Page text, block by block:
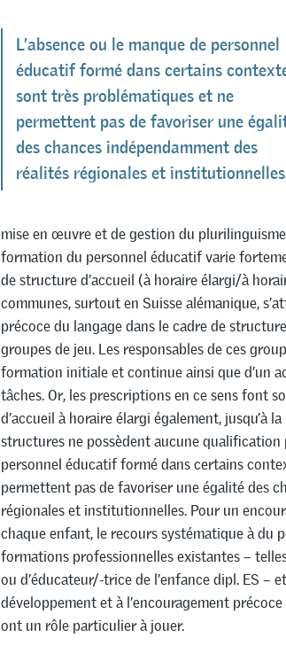
L’absence ou le manque de personnel
éducatif formé dans certains
sont très problématiques et ne
permettent pas de favoriser une
des chances indépendamment des
réalités régionales et
mise en œuvre et de gestion du
formation du personnel éducatif varie
de structure d’accueil (à horaire élargi/à
communes, surtout en Suisse alémanique,
précoce du langage dans le cadre de
groupes de jeu. Les responsables de ces
formation initiale et continue ainsi que d’un
tâches. Or, les prescriptions en ce sens font
d’accueil à horaire élargi également, jusqu’à
structures ne possèdent aucune qualification
personnel éducatif formé dans certains
permettent pas de favoriser une égalité des
régionales et institutionnelles. Pour un
chaque enfant, le recours systématique à du
formations professionnelles existantes –
ou d’éducateur/-trice de l’enfance dipl. ES –
développement et à l’encouragement
ont un rôle particulier à jouer.